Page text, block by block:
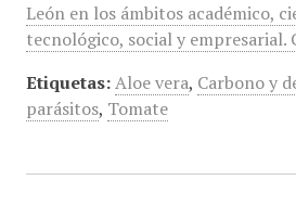
León en los ámbitos académico,
tecnológico, social y empresarial.
Etiquetas: Aloe vera, Carbono y
parásitos, Tomate